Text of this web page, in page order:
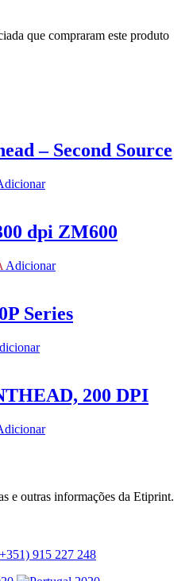
que compraram este produto
– Second Source
dpi ZM600
Adicionar
Series
200 DPI
e outras informações da Etiprint.
915 227 248